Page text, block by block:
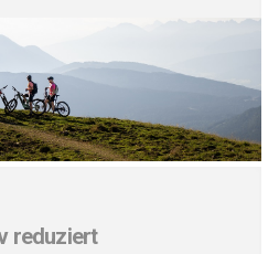
reduziert